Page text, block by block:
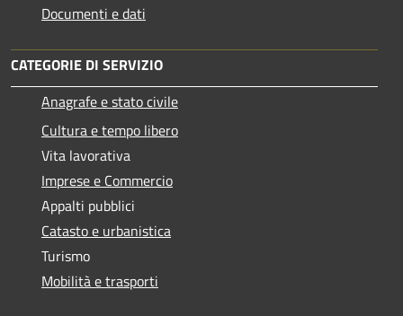
Documenti e dati
CATEGORIE DI SERVIZIO
Anagrafe e stato civile
Cultura e tempo libero
Vita lavorativa
Imprese e Commercio
Appalti pubblici
Catasto e urbanistica
Turismo
Mobilità e trasporti